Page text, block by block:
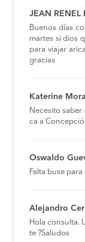
JEAN RENEL
Buenos días
martes si dios
para viajar
gracias
Katerine
Necesito
ca a
Oswaldo
Falta buse para
Alejandro
Hola consulta.
te ?Saludos